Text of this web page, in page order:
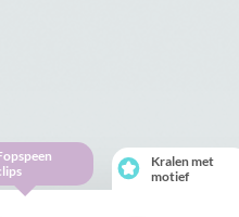
Kralen met
motief